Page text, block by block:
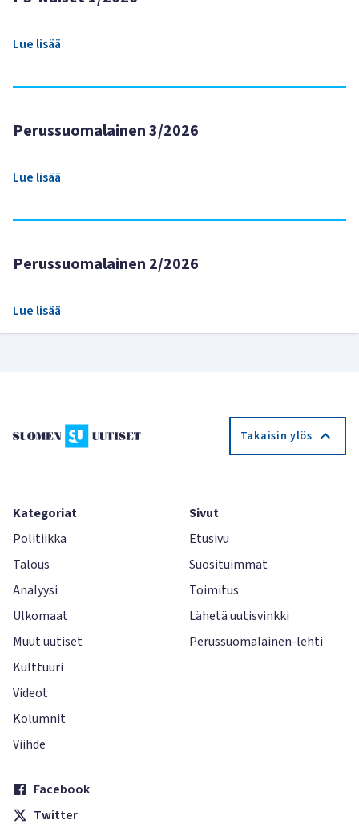
Lue lisää
Perussuomalainen 3/2026
Lue lisää
Perussuomalainen 2/2026
Lue lisää
Takaisin ylös
Kategoriat
Politiikka
Talous
Analyysi
Ulkomaat
Muut uutiset
Kulttuuri
Videot
Kolumnit
Viihde
Sivut
Etusivu
Suosituimmat
Toimitus
Lähetä uutisvinkki
Perussuomalainen-lehti
Facebook
Twitter